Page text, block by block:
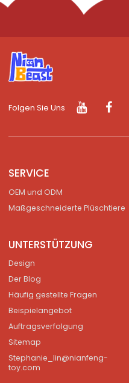
Folgen Sie Uns
SERVICE
OEM und ODM
Maßgeschneiderte Plüschtiere
UNTERSTÜTZUNG
Design
Der Blog
Häufig gestellte Fragen
Beispielangebot
Auftragsverfolgung
Sitemap
Stephanie_lin@nianfeng-
toy.com